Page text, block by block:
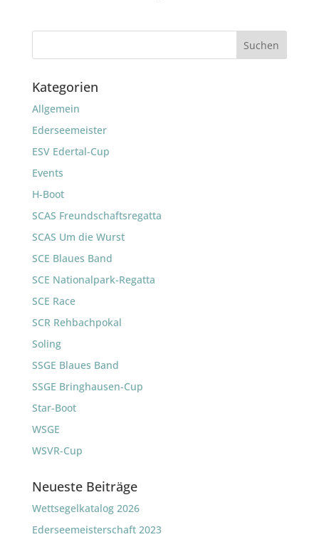
Kategorien
Allgemein
Ederseemeister
ESV Edertal-Cup
Events
H-Boot
SCAS Freundschaftsregatta
SCAS Um die Wurst
SCE Blaues Band
SCE Nationalpark-Regatta
SCE Race
SCR Rehbachpokal
Soling
SSGE Blaues Band
SSGE Bringhausen-Cup
Star-Boot
WSGE
WSVR-Cup
Neueste Beiträge
Wettsegelkatalog 2026
Ederseemeisterschaft 2023